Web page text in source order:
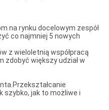
na rynku docelowym zespół
co najmniej 5 nowych
z wieloletnią współpracą
zdobyć większy udział w
szybko, jak to możliwe i